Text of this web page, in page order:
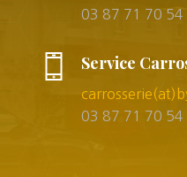
03 87 71 70 54
Service
03 87 71 70 54